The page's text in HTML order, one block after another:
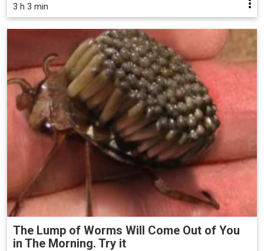
3 h 3 min
The Lump of Worms Will Come Out of You
in The Morning. Try it